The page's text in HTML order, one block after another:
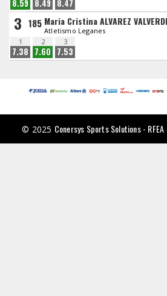
8.59 8.49 8.47
3 185 Maria Cristina ALVAREZ
Atletismo Leganes
1
7.38
2
7.60
3
7.53
© 2025 Conersys Sports Solutions - RFEA